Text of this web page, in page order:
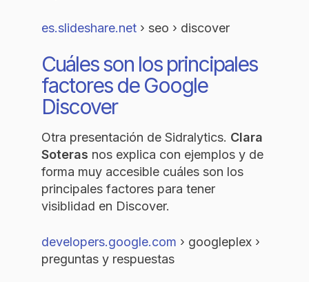
es.slideshare.net › seo › discover
Cuáles son los principales
factores de Google
Discover
Otra presentación de Sidralytics. Clara
Soteras nos explica con ejemplos y de
forma muy accesible cuáles son los
principales factores para tener
visiblidad en Discover.
developers.google.com › googleplex ›
preguntas y respuestas